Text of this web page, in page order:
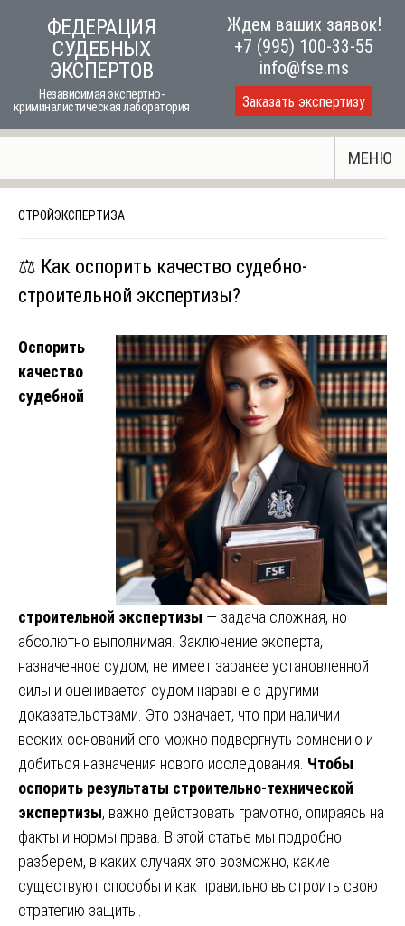
ФЕДЕРАЦИЯ
СУДЕБНЫХ
ЭКСПЕРТОВ
Независимая экспертно-
криминалистическая лаборатория
Ждем ваших заявок!
+7 (995) 100-33-55
info@fse.ms
Заказать экспертизу
МЕНЮ
СТРОЙЭКСПЕРТИЗА
⚖️ Как оспорить качество судебно-
строительной экспертизы?
Оспорить
качество
судебной
строительной экспертизы — задача сложная, но
абсолютно выполнимая. Заключение эксперта,
назначенное судом, не имеет заранее установленной
силы и оценивается судом наравне с другими
доказательствами. Это означает, что при наличии
веских оснований его можно подвергнуть сомнению и
добиться назначения нового исследования. Чтобы
оспорить результаты строительно-технической
экспертизы, важно действовать грамотно, опираясь на
факты и нормы права. В этой статье мы подробно
разберем, в каких случаях это возможно, какие
существуют способы и как правильно выстроить свою
стратегию защиты.